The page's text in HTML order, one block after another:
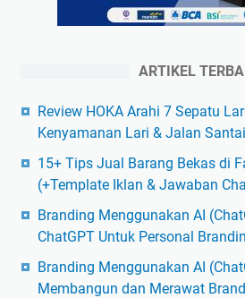
ARTIKEL
Review HOKA Arahi 7 Sepatu
Kenyamanan Lari & Jalan Santai
15+ Tips Jual Barang Bekas di
(+Template Iklan & Jawaban
Branding Menggunakan AI
ChatGPT Untuk Personal
Branding Menggunakan AI
Membangun dan Merawat Brand